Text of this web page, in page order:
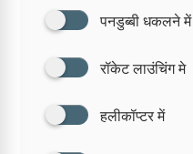
पनडुब्बी धकलने में
रॉकेट लाउंचिंग मे
हलीकॉप्टर में